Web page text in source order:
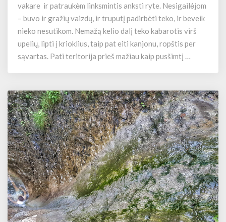
l
F
e
a
t
vakare ir patraukėm linksmintis anksti ryte. Nesigailėjom
– buvo ir gražių vaizdų, ir truputį padirbėti teko, ir beveik
nieko nesutikom. Nemažą kelio dalį teko kabarotis virš
upelių, lipti į krioklius, taip pat eiti kanjonu, ropštis per
sąvartas. Pati teritorija prieš mažiau kaip pusšimtį …